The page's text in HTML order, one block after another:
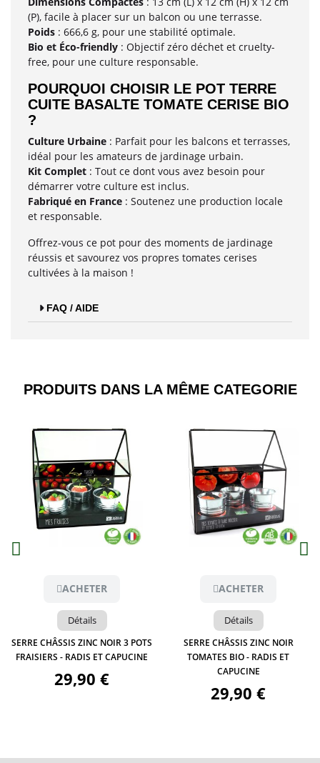
(P), facile à placer sur un balcon ou une terrasse.
Poids : 666,6 g, pour une stabilité optimale.
Bio et Éco-friendly : Objectif zéro déchet et cruelty-
free, pour une culture responsable.
POURQUOI CHOISIR LE POT TERRE
CUITE BASALTE TOMATE CERISE BIO
?
Culture Urbaine : Parfait pour les balcons et terrasses,
idéal pour les amateurs de jardinage urbain.
Kit Complet : Tout ce dont vous avez besoin pour
démarrer votre culture est inclus.
Fabriqué en France : Soutenez une production locale
et responsable.
Offrez-vous ce pot pour des moments de jardinage
réussis et savourez vos propres tomates cerises
cultivées à la maison !
FAQ / AIDE
PRODUITS DANS LA MÊME CATEGORIE​
ACHETER
Détails
SERRE CHÂSSIS ZINC NOIR 3 POTS
FRAISIERS - RADIS ET CAPUCINE
29,90 €
Aperçu
ACHETER
Détails
SERRE CHÂSSIS ZINC NOIR
TOMATES BIO - RADIS ET
CAPUCINE
29,90 €